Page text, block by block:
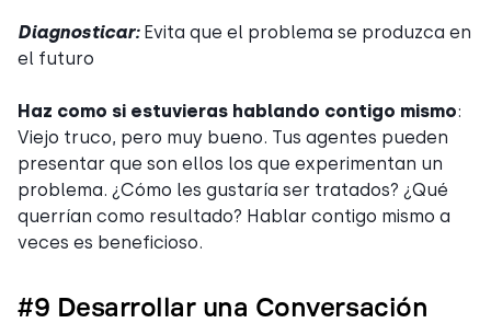
Diagnosticar:Evita que el problema se produzca en
el futuro
Haz como si estuvieras hablando contigo mismo:
Viejo truco, pero muy bueno. Tus agentes pueden
presentar que son ellos los que experimentan un
problema. ¿Cómo les gustaría ser tratados? ¿Qué
querrían como resultado? Hablar contigo mismo a
veces es beneficioso.
#9 Desarrollar una Conversación